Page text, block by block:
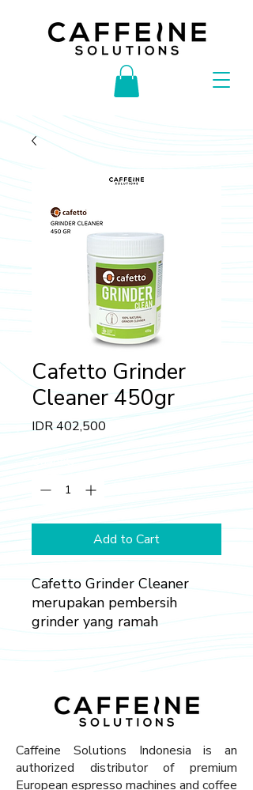
Cafetto Grinder
Cleaner 450gr
IDR 402,500Price
Add to Cart
Cafetto Grinder Cleaner
merupakan pembersih
grinder yang ramah
Cleaner berfungsi untuk
menghilangkan segala sisa-
maupun bau-bau kopi yang
terendap pada burr dan
Caffeine Solutions Indonesia is an
authorized distributor of premium
European espresso machines and coffee